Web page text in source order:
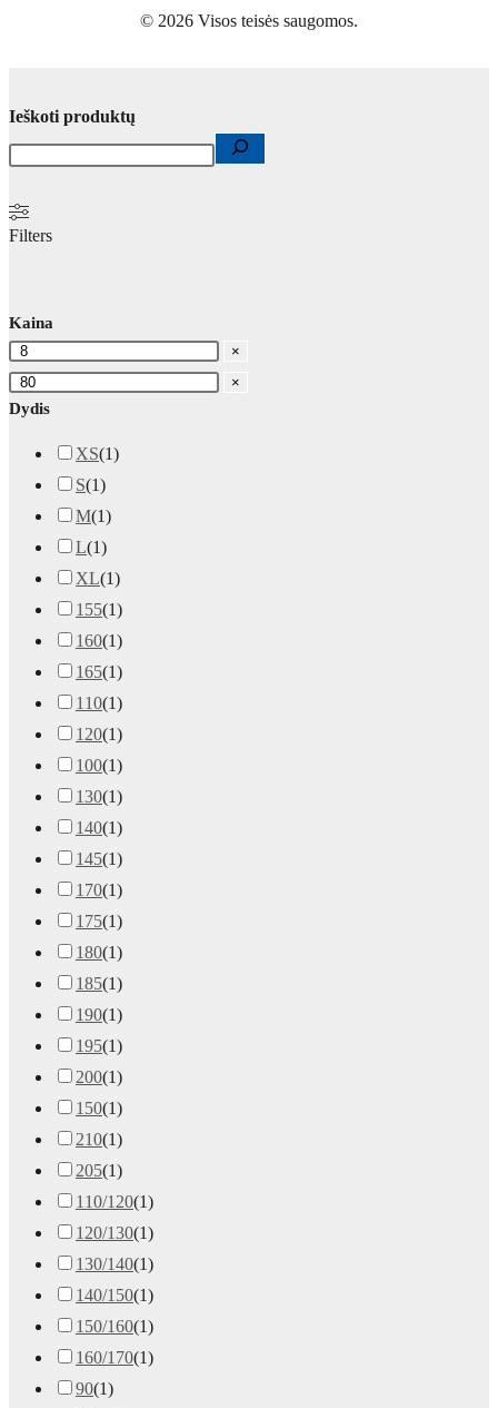
© 2026 Visos teisės saugomos.
Ieškoti produktų
Filters
Kaina
×
×
Dydis
XS(1)
S(1)
M(1)
L(1)
XL(1)
155(1)
160(1)
165(1)
110(1)
120(1)
100(1)
130(1)
140(1)
145(1)
170(1)
175(1)
180(1)
185(1)
190(1)
195(1)
200(1)
150(1)
210(1)
205(1)
110/120(1)
120/130(1)
130/140(1)
140/150(1)
150/160(1)
160/170(1)
90(1)